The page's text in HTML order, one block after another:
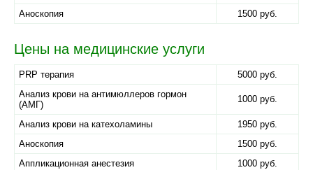
Аноскопия 1500 руб.
Цены на медицинские услуги
PRP терапия
5000 руб.
Анализ крови на антимюллеров гормон
(АМГ)
1000 руб.
Анализ крови на катехоламины
1950 руб.
Аноскопия
1500 руб.
Аппликационная анестезия
1000 руб.